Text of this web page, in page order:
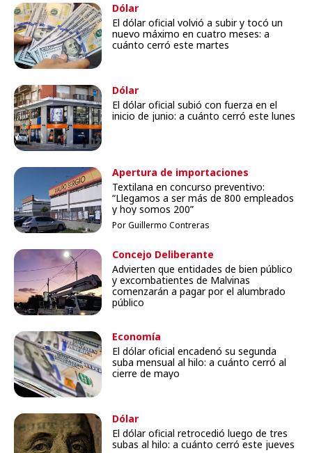
Dólar
El dólar oficial volvió a subir y tocó un
nuevo máximo en cuatro meses: a
cuánto cerró este martes
Dólar
El dólar oficial subió con fuerza en el
inicio de junio: a cuánto cerró este lunes
Apertura de importaciones
Textilana en concurso preventivo:
“Llegamos a ser más de 800 empleados
y hoy somos 200”
Por Guillermo Contreras
Concejo Deliberante
Advierten que entidades de bien público
y excombatientes de Malvinas
comenzarán a pagar por el alumbrado
público
Economía
El dólar oficial encadenó su segunda
suba mensual al hilo: a cuánto cerró al
cierre de mayo
Dólar
El dólar oficial retrocedió luego de tres
subas al hilo: a cuánto cerró este jueves